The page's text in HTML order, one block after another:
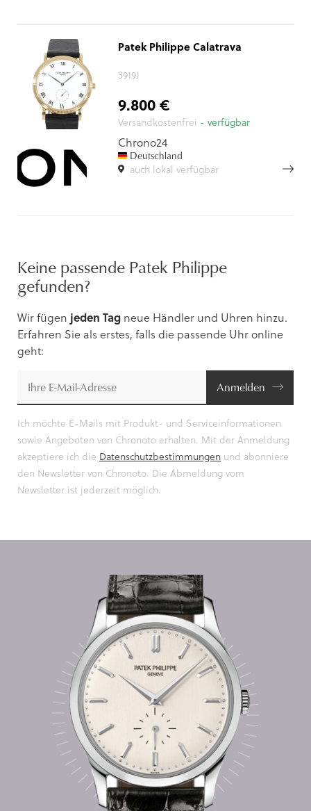
Patek Philippe Calatrava
3919J
9.800 €
Versandkostenfrei - verfügbar
Chrono24
Deutschland
auch lokal verfügbar
Keine passende Patek Philippe
gefunden?
Wir fügen jeden Tag neue Händler und Uhren hinzu.
Erfahren Sie als erstes, falls die passende Uhr online
geht:
Anmelden
Ich möchte E-Mails mit Produkt- und Serviceinformationen
sowie Angeboten von Chronoto erhalten. Mit der Anmeldung
akzeptiere ich die Datenschutzbestimmungen und abonniere
den Newsletter von Chronoto. Die Abmeldung vom
Newsletter ist jederzeit möglich.